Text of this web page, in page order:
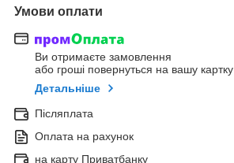
Умови оплати
Ви отримаєте замовлення
або гроші повернуться на вашу картку
Детальніше
Післяплата
Оплата на рахунок
на карту Приватбанку